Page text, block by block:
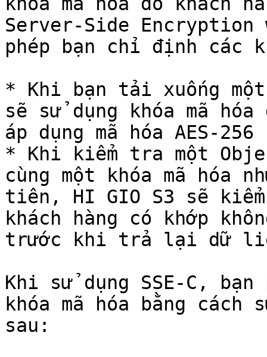
Server-Side Encryption
phép bạn chỉ định các
* Khi bạn tải xuống
sẽ sử dụng khóa mã
áp dụng mã hóa AES-
* Khi kiểm tra một
cùng một khóa mã hóa
tiên, HI GIO S3 sẽ
khách hàng có khớp
trước khi trả lại dữ
Khi sử dụng SSE-C,
khóa mã hóa bằng
sau: